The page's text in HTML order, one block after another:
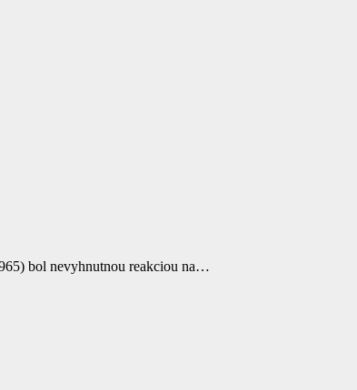
bol nevyhnutnou reakciou na…